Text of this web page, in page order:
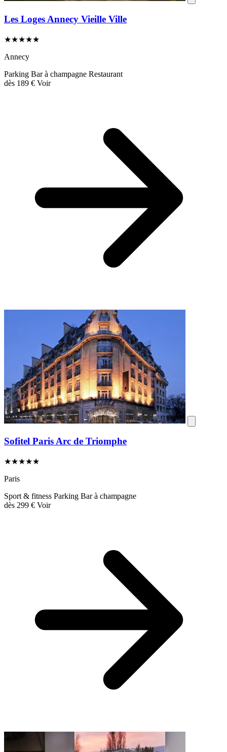
Les Loges Annecy Vieille Ville
★★★★★
Annecy
Parking Bar à champagne Restaurant
dès 189 € Voir
Sofitel Paris Arc de Triomphe
★★★★★
Paris
Sport & fitness Parking Bar à champagne
dès 299 € Voir